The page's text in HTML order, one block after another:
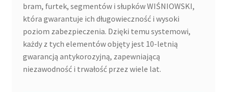
bram, furtek, segmentów i słupków WIŚNIOWSKI,
która gwarantuje ich długowieczność i wysoki
poziom zabezpieczenia. Dzięki temu systemowi,
każdy z tych elementów objęty jest 10-letnią
gwarancją antykorozyjną, zapewniającą
niezawodność i trwałość przez wiele lat.